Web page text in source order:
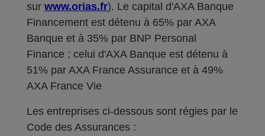
sur www.orias.fr). Le capital d'AXA Banque
Financement est détenu à 65% par AXA
Banque et à 35% par BNP Personal
Finance ; celui d'AXA Banque est détenu à
51% par AXA France Assurance et à 49%
AXA France Vie
Les entreprises ci-dessous sont régies par le
Code des Assurances :